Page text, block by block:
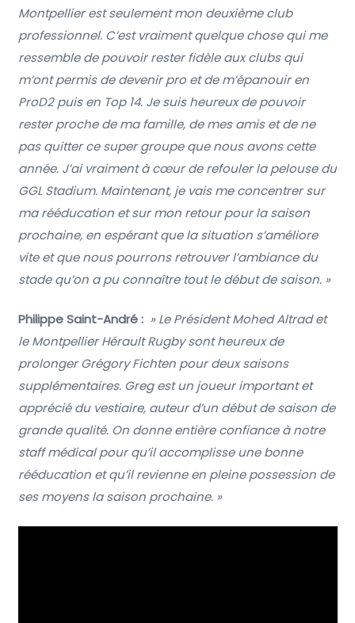
Montpellier est seulement mon deuxième club
professionnel. C’est vraiment quelque chose qui me
ressemble de pouvoir rester fidèle aux clubs qui
m’ont permis de devenir pro et de m’épanouir en
ProD2 puis en Top 14. Je suis heureux de pouvoir
rester proche de ma famille, de mes amis et de ne
pas quitter ce super groupe que nous avons cette
année. J’ai vraiment à cœur de refouler la pelouse du
GGL Stadium. Maintenant, je vais me concentrer sur
ma rééducation et sur mon retour pour la saison
prochaine, en espérant que la situation s’améliore
vite et que nous pourrons retrouver l’ambiance du
stade qu’on a pu connaître tout le début de saison. »
Philippe Saint-André :» Le Président Mohed Altrad et
le Montpellier Hérault Rugby sont heureux de
prolonger Grégory Fichten pour deux saisons
supplémentaires. Greg est un joueur important et
apprécié du vestiaire, auteur d’un début de saison de
grande qualité. On donne entière confiance à notre
staff médical pour qu’il accomplisse une bonne
rééducation et qu’il revienne en pleine possession de
ses moyens la saison prochaine. »